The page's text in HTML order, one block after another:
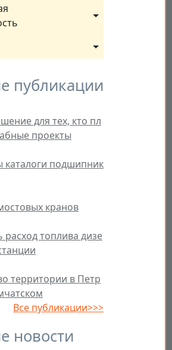
публикации
для тех, кто пл
проекты
каталоги подшипник
кранов
расход топлива дизе
территории в Петр
Все публикации>>>
новости